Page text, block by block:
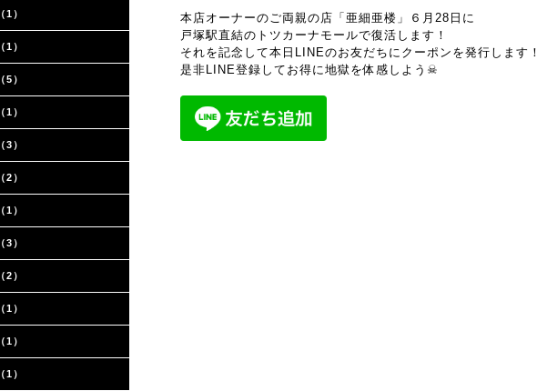
1）
1）
5）
1）
3）
2）
1）
3）
2）
1）
1）
1）
本店オーナーのご両親の店「亜細亜楼」６月28日に
戸塚駅直結のトツカーナモールで復活します！
それを記念して本日LINEのお友だちにクーポンを発行します
是非LINE登録してお得に地獄を体感しよう☠